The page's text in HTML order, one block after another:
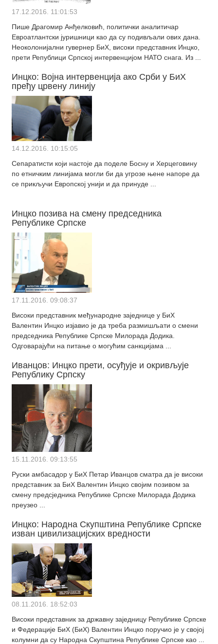
17.12.2016. 11:01:53
Пише Драгомир Анђелковић, политички аналитичар
Евроатлантски јуришници као да су подивљали ових дана.
Неоколонијални гувернер БиХ, високи представник Инцко,
прети Републици Српској интервенцијом НАТО снага. Из ...
Инцко: Војна интервенција ако Срби у БиХ
пређу црвену линију
14.12.2016. 10:15:05
Сепаратисти који настоје да поделе Босну и Херцеговину
по етничким линијама могли би да угрозе њене напоре да
се прикључи Европској унији и да принуде ...
Инцко позива на смену председника
Републике Српске
17.11.2016. 09:08:37
Високи представник међународне заједнице у БиХ
Валентин Инцко изјавио је да треба размишљати о смени
председника Републике Српске Милорада Додика.
Одговарајући на питање о могућим санкцијама ...
Иванцов: Инцко прети, осуђује и окривљује
Републику Српску
15.11.2016. 09:13:55
Руски амбасадор у БиХ Петар Иванцов сматра да је високи
представник за БиХ Валентин Инцко својим позивом за
смену предсједника Републике Српске Милорада Додика
преузео ...
Инцко: Народна Скупштина Републике Српске
изван цивилизацијских вредности
08.11.2016. 18:52:03
Високи представник за државну заједницу Републике Српске
и Федерације БиХ (БиХ) Валентин Инцко поручио је у својој
колумни да су Народна Скупштина Републике Српске као ...